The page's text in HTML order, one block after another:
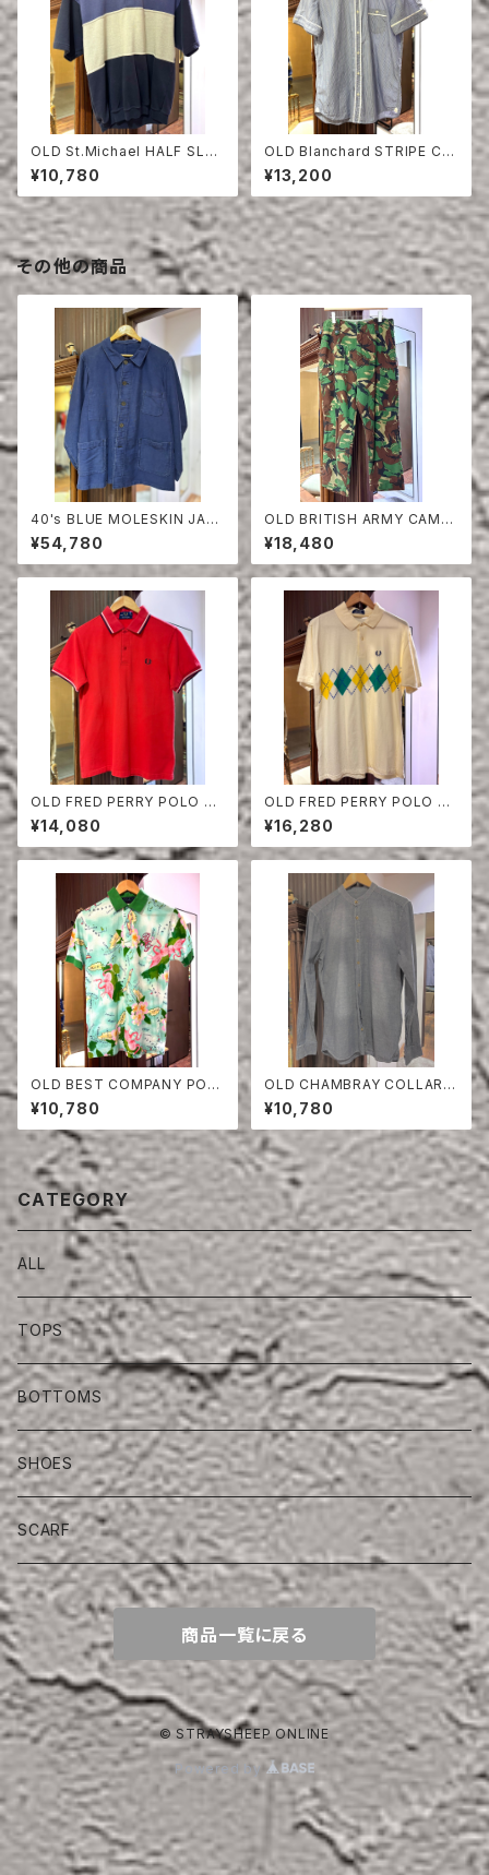
OLD St.Michael HALF SLEE
¥10,780
OLD Blanchard STRIPE CO
TTON HALF SLEEVE SHIRT
¥13,200
その他の商品
40's BLUE MOLESKIN JAC
KET
¥54,780
OLD BRITISH ARMY CAMO
UFLAGE TROUSERS
¥18,480
OLD FRED PERRY POLO SH
IRT
¥14,080
OLD FRED PERRY POLO SH
IRT
¥16,280
OLD BEST COMPANY POL
O SHIRT
¥10,780
OLD CHAMBRAY COLLARE
SS SHIRT
¥10,780
CATEGORY
ALL
TOPS
BOTTOMS
SHOES
SCARF
商品一覧に戻る
© STRAYSHEEP ONLINE
Powered by